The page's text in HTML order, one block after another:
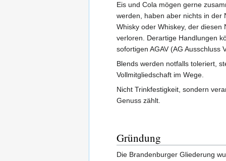
Eis und Cola mögen gerne
werden, haben aber nichts in der
Whisky oder Whiskey, der diesen
verloren. Derartige Handlungen
sofortigen AGAV (AG Ausschluss
Blends werden notfalls toleriert,
Vollmitgliedschaft im Wege.
Nicht Trinkfestigkeit, sondern
Genuss zählt.
Gründung
Die Brandenburger Gliederung